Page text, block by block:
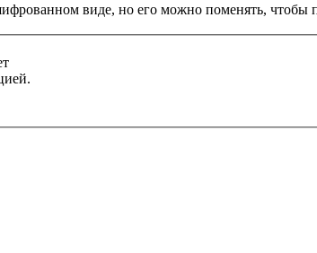
виде, но его можно поменять, чтобы